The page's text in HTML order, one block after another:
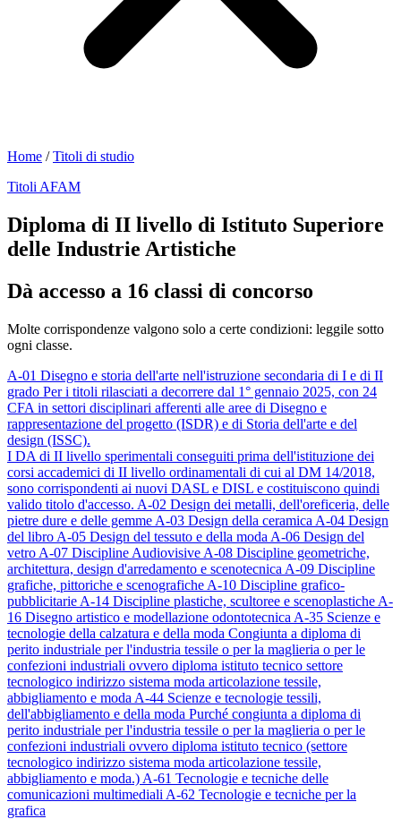
Home /Titoli di studio
Titoli AFAM
Diploma di II livello di Istituto Superiore
delle Industrie Artistiche
Dà accesso a 16 classi di concorso
Molte corrispondenze valgono solo a certe condizioni: leggile sotto
ogni classe.
A-01 Disegno e storia dell'arte nell'istruzione secondaria di I e di II
grado Per i titoli rilasciati a decorrere dal 1° gennaio 2025, con 24
CFA in settori disciplinari afferenti alle aree di Disegno e
rappresentazione del progetto (ISDR) e di Storia dell'arte e del
design (ISSC).
I DA di II livello sperimentali conseguiti prima dell'istituzione dei
corsi accademici di II livello ordinamentali di cui al DM 14/2018,
sono corrispondenti ai nuovi DASL e DISL e costituiscono quindi
valido titolo d'accesso. A-02 Design dei metalli, dell'oreficeria, delle
pietre dure e delle gemme A-03 Design della ceramica A-04 Design
del libro A-05 Design del tessuto e della moda A-06 Design del
vetro A-07 Discipline Audiovisive A-08 Discipline geometriche,
architettura, design d'arredamento e scenotecnica A-09 Discipline
grafiche, pittoriche e scenografiche A-10 Discipline grafico-
pubblicitarie A-14 Discipline plastiche, scultoree e scenoplastiche A-
16 Disegno artistico e modellazione odontotecnica A-35 Scienze e
tecnologie della calzatura e della moda Congiunta a diploma di
perito industriale per l'industria tessile o per la maglieria o per le
confezioni industriali ovvero diploma istituto tecnico settore
tecnologico indirizzo sistema moda articolazione tessile,
abbigliamento e moda A-44 Scienze e tecnologie tessili,
dell'abbigliamento e della moda Purché congiunta a diploma di
perito industriale per l'industria tessile o per la maglieria o per le
confezioni industriali ovvero diploma istituto tecnico (settore
tecnologico indirizzo sistema moda articolazione tessile,
abbigliamento e moda.) A-61 Tecnologie e tecniche delle
comunicazioni multimediali A-62 Tecnologie e tecniche per la
grafica